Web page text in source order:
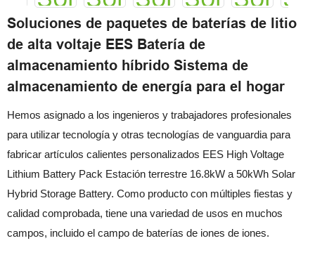
Soluciones de paquetes de baterías de litio
de alta voltaje EES Batería de
almacenamiento híbrido Sistema de
almacenamiento de energía para el hogar
Hemos asignado a los ingenieros y trabajadores profesionales
para utilizar tecnología y otras tecnologías de vanguardia para
fabricar artículos calientes personalizados EES High Voltage
Lithium Battery Pack Estación terrestre 16.8kW a 50kWh Solar
Hybrid Storage Battery. Como producto con múltiples fiestas y
calidad comprobada, tiene una variedad de usos en muchos
campos, incluido el campo de baterías de iones de iones.